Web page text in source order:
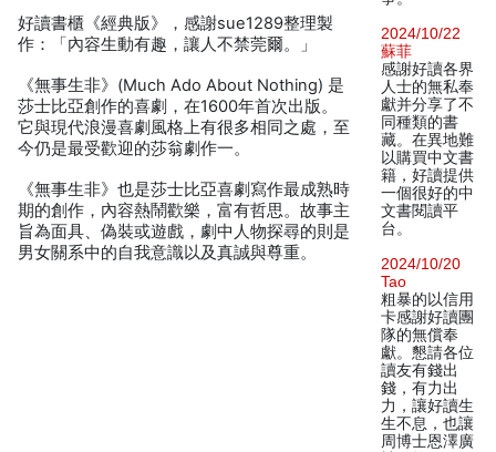
好讀書櫃《經典版》，感謝sue1289整理製
作：「內容生動有趣，讓人不禁莞爾。」
《無事生非》(Much Ado About Nothing) 是
莎士比亞創作的喜劇，在1600年首次出版。
它與現代浪漫喜劇風格上有很多相同之處，至
今仍是最受歡迎的莎翁劇作一。
《無事生非》也是莎士比亞喜劇寫作最成熟時
期的創作，內容熱鬧歡樂，富有哲思。故事主
旨為面具、偽裝或遊戲，劇中人物探尋的則是
男女關系中的自我意識以及真誠與尊重。
2024/10/22
蘇菲
感謝好讀各界
人士的無私奉
獻并分享了不
同種類的書
藏。在異地難
以購買中文書
籍，好讀提供
一個很好的中
文書閱讀平
台。
2024/10/20
Tao
粗暴的以信用
卡感謝好讀團
隊的無償奉
獻。懇請各位
讀友有錢出
錢，有力出
力，讓好讀生
生不息，也讓
周博士恩澤廣